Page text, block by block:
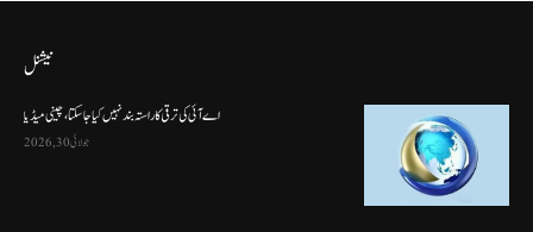
نیشنل
اے آئی کی ترقی کا راستہ بند نہیں کیا جا سکتا، چینی میڈیا
جولائی 30, 2026